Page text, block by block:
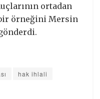
ortadan
örneğini Mersin
hak ihlali